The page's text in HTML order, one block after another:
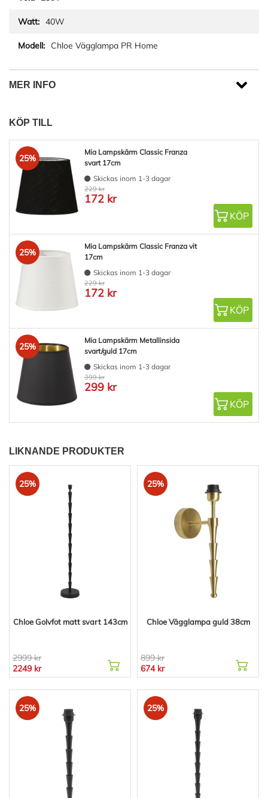
40W
Chloe Vägglampa PR Home
MER INFO
KÖP TILL
25%
Mia Lampskärm Classic Franza
svart 17cm
Skickas inom 1-3 dagar
229 kr
172 kr
KÖP
25%
Mia Lampskärm Classic Franza vit
17cm
Skickas inom 1-3 dagar
229 kr
172 kr
KÖP
25%
Mia Lampskärm Metallinsida
svart/guld 17cm
Skickas inom 1-3 dagar
399 kr
299 kr
KÖP
LIKNANDE PRODUKTER
25%
Chloe Golvfot matt svart 143cm
2999 kr
2249 kr
25%
Chloe Vägglampa guld 38cm
899 kr
674 kr
25% 25%